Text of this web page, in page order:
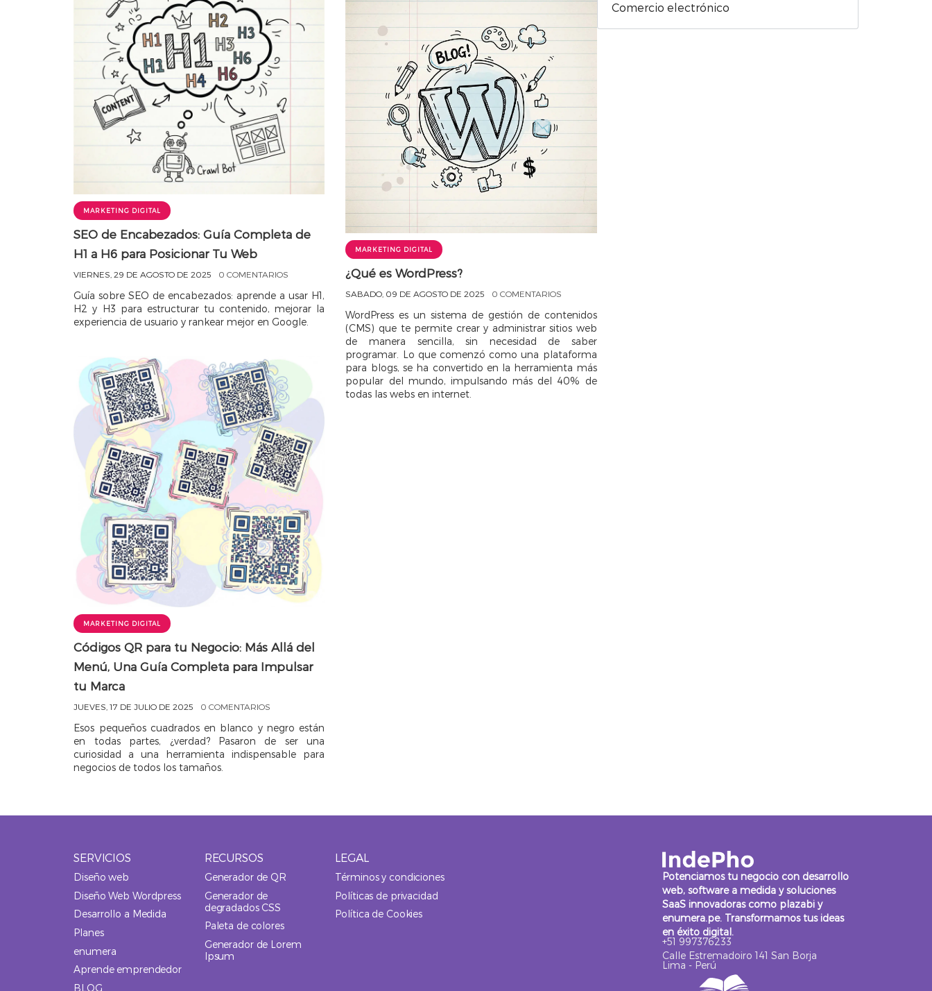
MARKETING DIGITAL
SEO de Encabezados: Guía Completa de
H1 a H6 para Posicionar Tu Web
VIERNES, 29 DE AGOSTO DE 2025 0 COMENTARIOS
Guía sobre SEO de encabezados: aprende a usar H1,
H2 y H3 para estructurar tu contenido, mejorar la
experiencia de usuario y rankear mejor en Google.
MARKETING DIGITAL
¿Qué es WordPress?
SABADO, 09 DE AGOSTO DE 2025 0 COMENTARIOS
WordPress es un sistema de gestión de contenidos
(CMS) que te permite crear y administrar sitios web
de manera sencilla, sin necesidad de saber
programar. Lo que comenzó como una plataforma
para blogs, se ha convertido en la herramienta más
popular del mundo, impulsando más del 40% de
todas las webs en internet.
MARKETING DIGITAL
Códigos QR para tu Negocio: Más Allá del
Menú, Una Guía Completa para Impulsar
tu Marca
JUEVES, 17 DE JULIO DE 2025 0 COMENTARIOS
Esos pequeños cuadrados en blanco y negro están
en todas partes, ¿verdad? Pasaron de ser una
curiosidad a una herramienta indispensable para
negocios de todos los tamaños.
Comercio electrónico
SERVICIOS
Diseño web
Diseño Web Wordpress
Desarrollo a Medida
Planes
enumera
Aprende emprendedor
BLOG
RECURSOS
Generador de QR
Generador de
degradados CSS
Paleta de colores
Generador de Lorem
Ipsum
LEGAL
Términos y condiciones
Políticas de privacidad
Política de Cookies
Potenciamos tu negocio con desarrollo
web, software a medida y soluciones
SaaS innovadoras como plazabi y
enumera.pe. Transformamos tus ideas
en éxito digital.
+51 997376233
Calle Estremadoiro 141 San Borja
Lima - Perú